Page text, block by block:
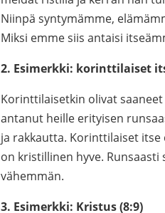
Niinpä syntymämme,
Miksi emme siis antaisi
2. Esimerkki: korinttilaiset
Korinttilaisetkin olivat
antanut heille erityisen
ja rakkautta. Korinttilaiset
on kristillinen hyve.
vähemmän.
3. Esimerkki: Kristus (8:9)